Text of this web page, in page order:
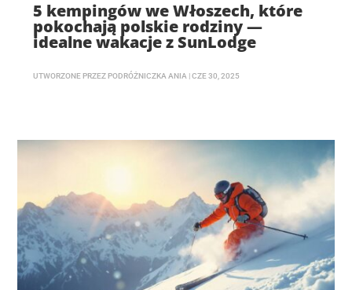
5 kempingów we Włoszech, które
pokochają polskie rodziny —
idealne wakacje z SunLodge
UTWORZONE PRZEZ PODRÓŻNICZKA ANIA |CZE 30, 2025